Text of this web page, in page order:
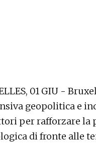
01 GIU -
geopolitica e
per rafforzare la
di fronte alle